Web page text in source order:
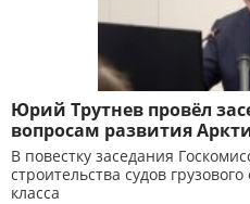
Юрий Трутнев провёл
вопросам развития
В повестку заседания
строительства судов
класса